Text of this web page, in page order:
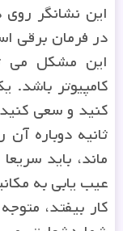
این نشانگر
در فرمان برقی
این مشکل می
کامپیوتر
ثانیه دوباره
ماند، باید
عیب یابی به
کار بیفتد،